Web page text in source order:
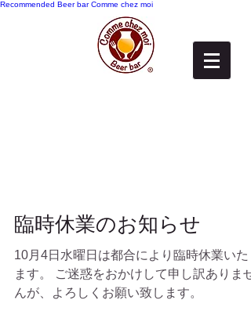
Recommended Beer bar Comme chez moi
臨時休業のお知らせ
10月4日水曜日は都合により臨時休業いた
ます。 ご迷惑をおかけして申し訳ありませ
んが、よろしくお願い致します。